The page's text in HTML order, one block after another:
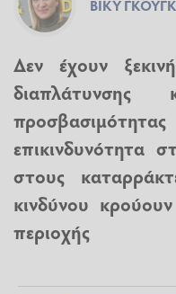
ΒΊΚΥ
Δεν έχουν
επικινδυνότητα
στους
κινδύνου
περιοχής